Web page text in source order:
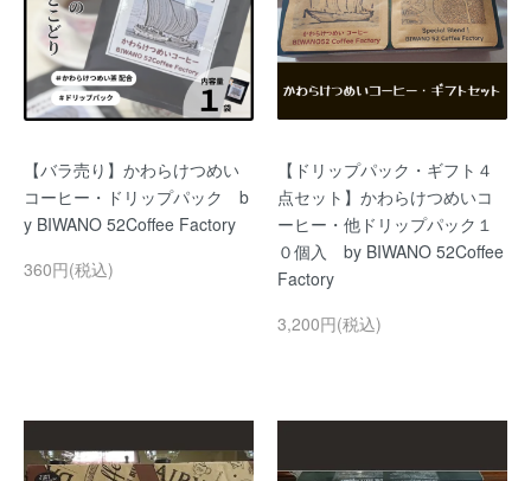
【バラ売り】かわらけつめい
コーヒー・ドリップパック b
y BIWANO 52Coffee Factory
360円(税込)
【ドリップパック・ギフト４
点セット】かわらけつめいコ
ーヒー・他ドリップパック１
０個入 by BIWANO 52Coffee
Factory
3,200円(税込)